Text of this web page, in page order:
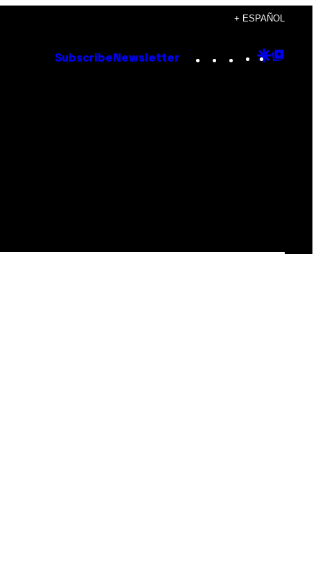
+ ESPAÑOL
Subscribe Newsletter Instagram
TikTok
YouTube
Google